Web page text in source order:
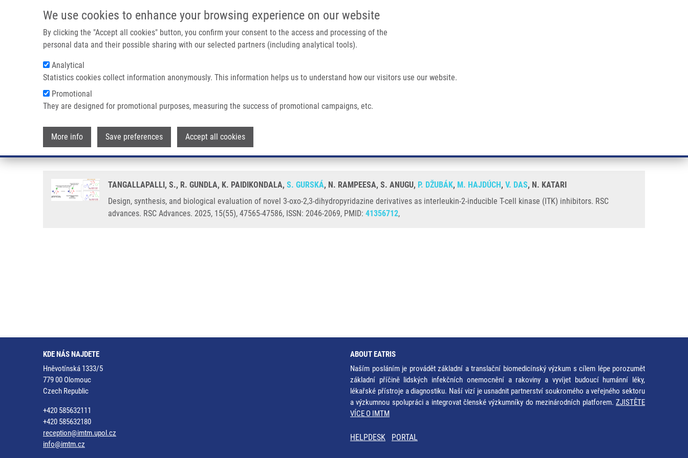
We use cookies to enhance your browsing experience on our website
By clicking the "Accept all cookies" button, you confirm your consent to the access and processing of the
personal data and their possible sharing with our selected partners (including analytical tools).
Analytical
Statistics cookies collect information anonymously. This information helps us to understand how our visitors use our website.
Promotional
They are designed for promotional purposes, measuring the success of promotional campaigns, etc.
More info Save preferences Accept all cookies
IMTM PORTÁL
Main navigation
Drobečková navigace
Domů Design, Synthesis, And Biological Evaluation Of Novel 3-oxo-2,3-dihydropyridazine Derivatives As Interleukin-2-inducible T-cell Kinase (ITK) Inhibitors. RSC Advances
Design, synthesis, and biological evaluation of novel 3-oxo-2,3-dihydropyridazine derivatives as
interleukin-2-inducible T-cell kinase (ITK) inhibitors. RSC advances
TANGALLAPALLI, S., R. GUNDLA, K. PAIDIKONDALA, S. GURSKÁ, N. RAMPEESA, S. ANUGU, P. DŽUBÁK, M. HAJDÚCH, V. DAS, N. KATARI
Design, synthesis, and biological evaluation of novel 3-oxo-2,3-dihydropyridazine derivatives as interleukin-2-inducible T-cell kinase (ITK) inhibitors. RSC
advances. RSC Advances. 2025, 15(55), 47565-47586, ISSN: 2046-2069, PMID: 41356712,
KDE NÁS NAJDETE
Hněvotínská 1333/5
779 00 Olomouc
Czech Republic
+420 585632111
+420 585632180
reception@imtm.upol.cz
info@imtm.cz
ABOUT EATRIS
Naším posláním je provádět základní a translační biomedicínský výzkum s cílem lépe porozumět
základní příčině lidských infekčních onemocnění a rakoviny a vyvíjet budoucí humánní léky,
lékařské přístroje a diagnostiku. Naší vizí je usnadnit partnerství soukromého a veřejného sektoru
a výzkumnou spolupráci a integrovat členské výzkumníky do mezinárodních platforem. ZJISTĚTE
VÍCE O IMTM
HELPDESK PORTAL